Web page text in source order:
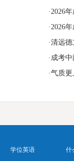
·2026
·2026
·清远
·成考
·气质
学位英语 什